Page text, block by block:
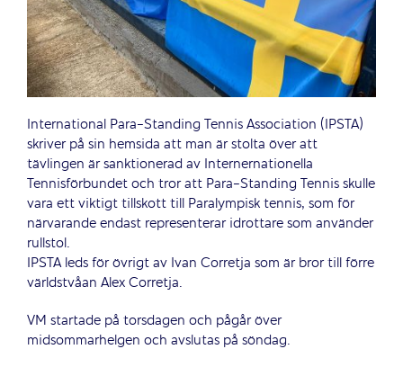
International Para-Standing Tennis Association (IPSTA)
skriver på sin hemsida att man är stolta över att
tävlingen är sanktionerad av Internernationella
Tennisförbundet och tror att Para-Standing Tennis skulle
vara ett viktigt tillskott till Paralympisk tennis, som för
närvarande endast representerar idrottare som använder
rullstol.
IPSTA leds för övrigt av Ivan Corretja som är bror till förre
världstvåan Alex Corretja.
VM startade på torsdagen och pågår över
midsommarhelgen och avslutas på söndag.